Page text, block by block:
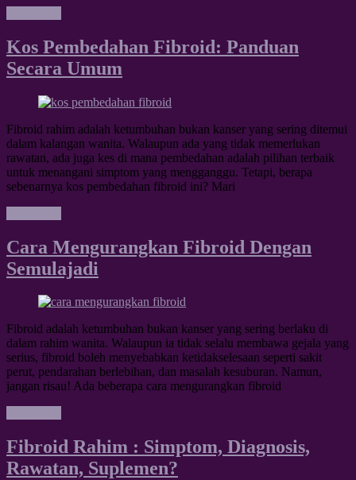
Kos Pembedahan Fibroid: Panduan
Secara Umum
Fibroid rahim adalah ketumbuhan bukan kanser yang sering ditemui
dalam kalangan wanita. Walaupun ada yang tidak memerlukan
rawatan, ada juga kes di mana pembedahan adalah pilihan terbaik
untuk menangani simptom yang mengganggu. Tetapi, berapa
sebenarnya kos pembedahan fibroid ini? Mari
Cara Mengurangkan Fibroid Dengan
Semulajadi
Fibroid adalah ketumbuhan bukan kanser yang sering berlaku di
dalam rahim wanita. Walaupun ia tidak selalu membawa gejala yang
serius, fibroid boleh menyebabkan ketidakselesaan seperti sakit
perut, pendarahan berlebihan, dan masalah kesuburan. Namun,
jangan risau! Ada beberapa cara mengurangkan fibroid
Fibroid Rahim : Simptom, Diagnosis,
Rawatan, Suplemen?